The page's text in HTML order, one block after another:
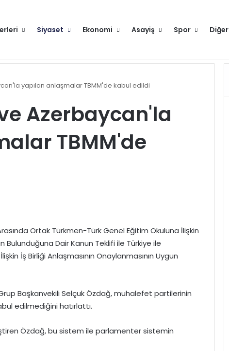
Siyaset Ekonomi Asayiş Spor Diğer
yapılan anlaşmalar TBMM'de kabul edildi
Azerbaycan'la
TBMM'de
Ortak Türkmen-Türk Genel Eğitim Okuluna İlişkin
Bulunduğuna Dair Kanun Teklifi ile Türkiye ile
İş Birliği Anlaşmasının Onaylanmasının Uygun
Başkanvekili Selçuk Özdağ, muhalefet partilerinin
edilmediğini hatırlattı.
Özdağ, bu sistem ile parlamenter sistemin